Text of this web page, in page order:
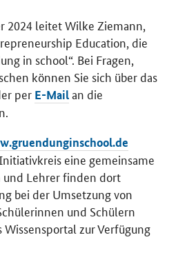
2024 leitet Wilke Ziemann,
Education, die
in school“. Bei Fragen,
können Sie sich über das
per E-Mailan die
eine gemeinsame
Lehrer finden dort
bei der Umsetzung von
und Schülern
zur Verfügung